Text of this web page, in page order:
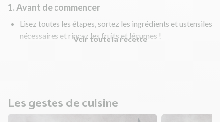
1. Avant de commencer
Lisez toutes les étapes, sortez les ingrédients et ustensiles
nécessaires et rincez les fruits et légumes !
Dans un bol d'eau chaude, faites tremper les noisettes 10
Voir toute la recette
Les gestes de cuisine